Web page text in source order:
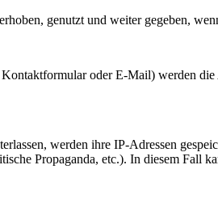
genutzt und weiter gegeben,
oder E-Mail) werden
werden ihre IP-Adressen
Propaganda, etc.). In diesem Fall